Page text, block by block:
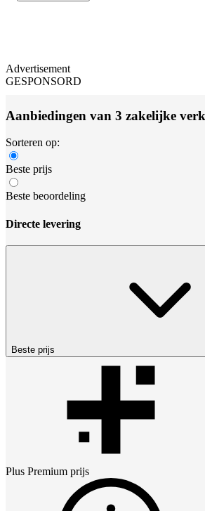
Advertisement
GESPONSORD
Aanbiedingen van 3 zakelijke
Sorteren op:
Beste prijs
Beste beoordeling
Directe levering
Beste prijs
Plus Premium prijs